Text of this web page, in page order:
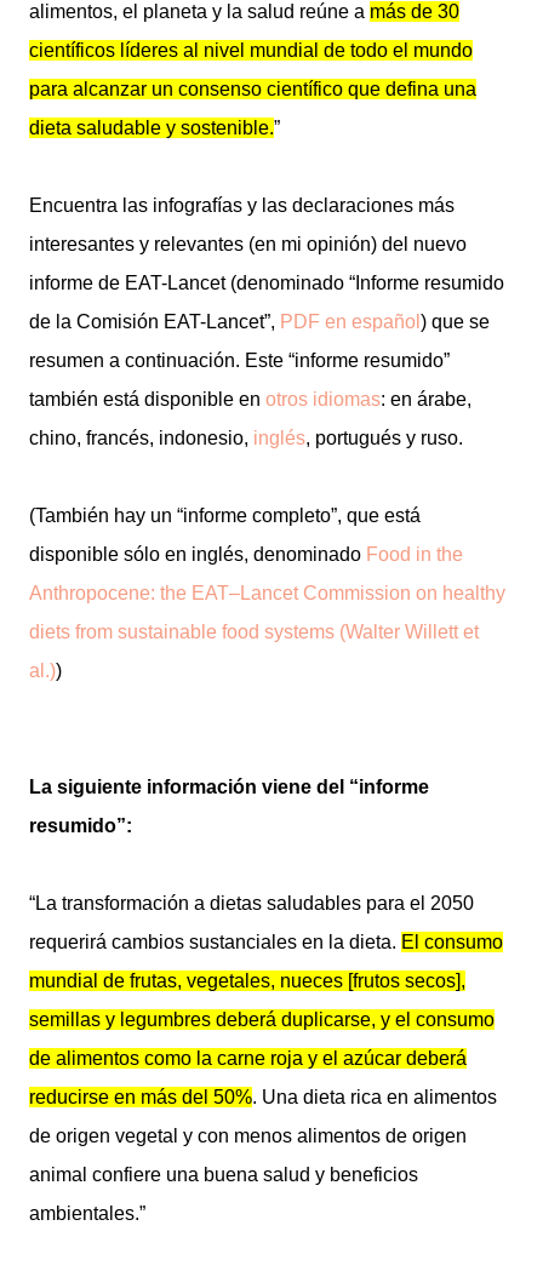
alimentos, el planeta y la salud reúne a más de 30
científicos líderes al nivel mundial de todo el mundo
para alcanzar un consenso científico que defina una
dieta saludable y sostenible.”
Encuentra las infografías y las declaraciones más
interesantes y relevantes (en mi opinión) del nuevo
informe de EAT-Lancet (denominado “Informe resumido
de la Comisión EAT-Lancet”, PDF en español ) que se
resumen a continuación. Este “informe resumido”
también está disponible en otros idiomas: en árabe,
chino, francés, indonesio, inglés, portugués y ruso.
(También hay un “informe completo”, que está
disponible sólo en inglés, denominado Food in the
Anthropocene: the EAT–Lancet Commission on healthy
diets from sustainable food systems (Walter Willett et
al.))
La siguiente información viene del “informe
resumido”:
“La transformación a dietas saludables para el 2050
requerirá cambios sustanciales en la dieta. El consumo
mundial de frutas, vegetales, nueces [frutos secos],
semillas y legumbres deberá duplicarse, y el consumo
de alimentos como la carne roja y el azúcar deberá
reducirse en más del 50%. Una dieta rica en alimentos
de origen vegetal y con menos alimentos de origen
animal confiere una buena salud y beneficios
ambientales.”